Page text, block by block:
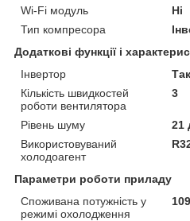
Wi-Fi модуль
Ні
Тип компресора
Додаткові функції і
Інвертор
Так
Кількість швидкостей
роботи вентилятора
3
Рівень шуму
21
Використовуваний
холодоагент
Параметри роботи приладу
Споживана потужність у
режимі охолодження